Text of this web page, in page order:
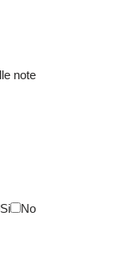
note
Si No